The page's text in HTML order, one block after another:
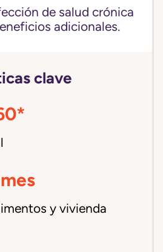
de salud crónica
adicionales.
clave
y vivienda